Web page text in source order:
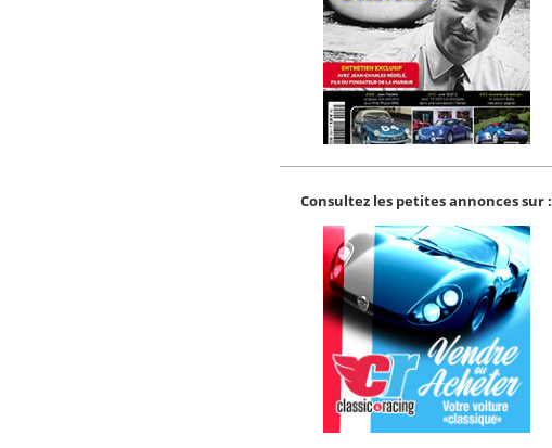
Consultez les petites annonces sur :